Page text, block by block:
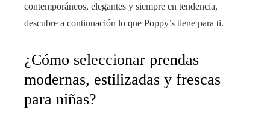
contemporáneos, elegantes y siempre en tendencia,
descubre a continuación lo que Poppy’s tiene para ti.
¿Cómo seleccionar prendas
modernas, estilizadas y frescas
para niñas?